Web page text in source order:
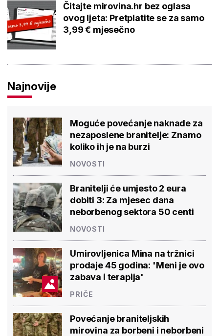
Čitajte mirovina.hr bez oglasa
ovog ljeta: Pretplatite se za samo
3,99 € mjesečno
Najnovije
Moguće povećanje naknade za
nezaposlene branitelje: Znamo
koliko ih je na burzi
NOVOSTI
Branitelji će umjesto 2 eura
dobiti 3: Za mjesec dana
neborbenog sektora 50 centi
NOVOSTI
Umirovljenica Mina na tržnici
prodaje 45 godina: 'Meni je ovo
zabava i terapija'
PRIČE
Povećanje braniteljskih
mirovina za borbeni i neborbeni